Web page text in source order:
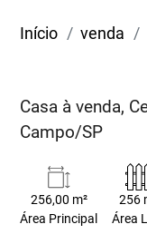
Início venda
Casa à venda,
Campo/SP
256,00 m²
Área Principal
256
Área